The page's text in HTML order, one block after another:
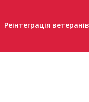
Реінтеграція ветеранів